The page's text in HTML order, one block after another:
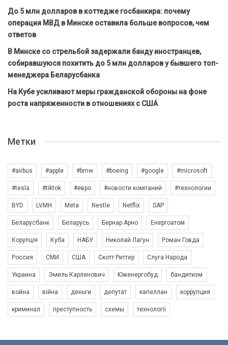
До 5 млн долларов в коттедже госбанкира: почему
операция МВД в Минске оставила больше вопросов, чем
ответов
В Минске со стрельбой задержали банду иностранцев,
собиравшуюся похитить до 5 млн долларов у бывшего топ-
менеджера Беларусбанка
На Кубе усиливают меры гражданской обороны на фоне
роста напряженности в отношениях с США
Метки
#airbus #apple #bmw #boeing #google #microsoft
#tesla #tiktok #евро #новости компаний #технологии
BYD LVMH Meta Nestle Netflix SAP
Беларусбанк Беларусь Бернар Арно Енергоатом
Корупція Куба НАБУ Николай Лагун Роман Говда
Россия СМИ США Скотт Риттер Слуга Народа
Украина Эмиль Карленович Юженергобуд бандитизм
война війна деньги депутат капеллан коррупция
криминал преступность схемы технології